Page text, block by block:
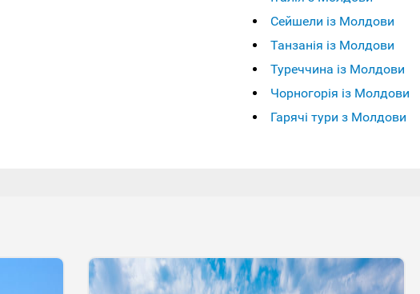
Сейшели із Молдови
Танзанія із Молдови
Туреччина із Молдови
Чорногорія із Молдови
Гарячі тури з Молдови